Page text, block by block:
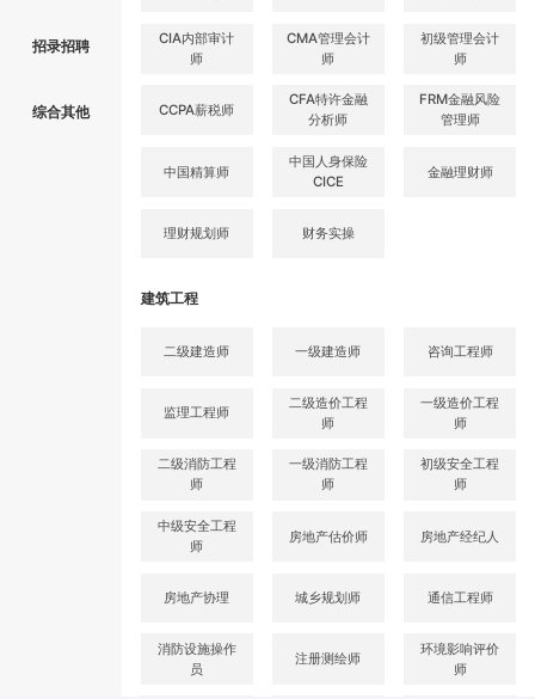
招录招聘
综合其他
CIA内部审计
师
CMA管理会计
师
初级管理会计
师
CCPA薪税师
CFA特许金融
分析师
FRM金融风险
管理师
中国精算师
中国人身保险
CICE
金融理财师
理财规划师 财务实操
建筑工程
二级建造师 一级建造师 咨询工程师
监理工程师
二级造价工程
师
一级造价工程
师
二级消防工程
师
一级消防工程
师
初级安全工程
师
中级安全工程
师
房地产估价师 房地产经纪人
房地产协理 城乡规划师 通信工程师
消防设施操作
员
注册测绘师
环境影响评价
师